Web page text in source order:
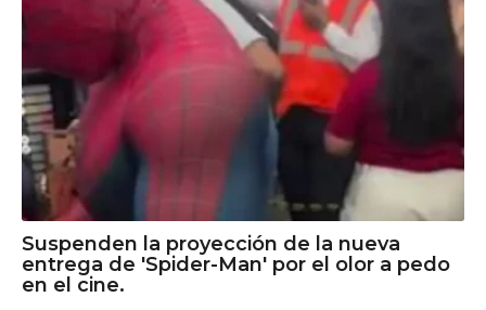
Suspenden la proyección de la nueva
entrega de 'Spider-Man' por el olor a pedo
en el cine.